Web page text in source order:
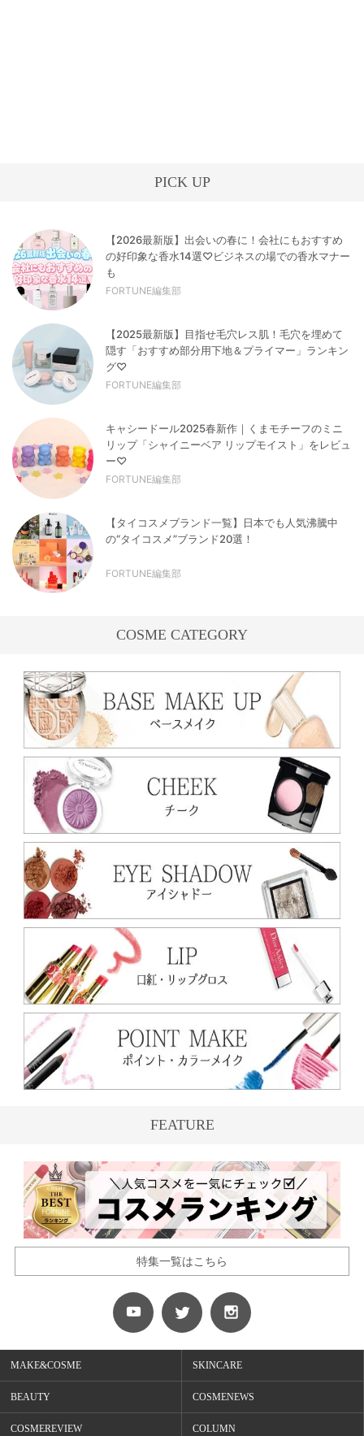
PICK UP
【2026最新版】出会いの春に！会社にもおすすめ
の好印象な香水14選♡ビジネスの場での香水マナー
も
FORTUNE編集部
【2025最新版】目指せ毛穴レス肌！毛穴を埋めて
隠す「おすすめ部分用下地＆プライマー」ランキン
グ♡
FORTUNE編集部
キャシードール2025春新作｜くまモチーフのミニ
リップ「シャイニーベア リップモイスト」をレビュ
ー♡
FORTUNE編集部
【タイコスメブランド一覧】日本でも人気沸騰中
の“タイコスメ”ブランド20選！
FORTUNE編集部
COSME CATEGORY
FEATURE
特集一覧はこちら
MAKE&COSME SKINCARE
BEAUTY COSMENEWS
COSMEREVIEW COLUMN